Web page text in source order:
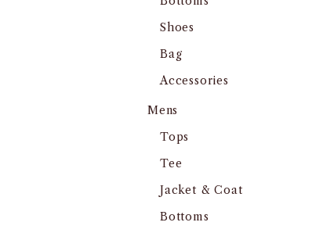
Shoes
Bag
Accessories
Mens
Tops
Tee
Jacket & Coat
Bottoms